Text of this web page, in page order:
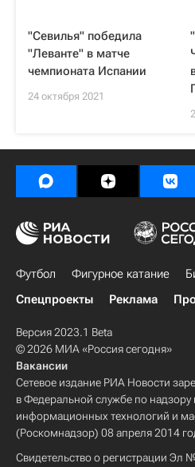
"Севилья" победила
"Леванте" в матче
чемпионата Испании
24 октября 2021
Футбол Фигурное катание
Спецпроекты
Реклама
Версия 2023.1 Beta
© 2026 МИА «Россия сегодня»
Вакансии
Сетевое издание РИА Новости
в Федеральной службе по надзору
информационных технологий и
(Роскомнадзор) 08 апреля 2014
Свидетельство о регистрации